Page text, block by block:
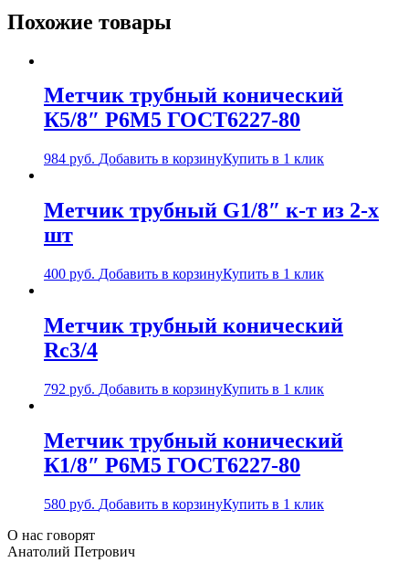
Похожие товары
Метчик трубный конический
К5/8″ Р6М5 ГОСТ6227-80
984 руб. Добавить в корзинуКупить в 1 клик
Метчик трубный G1/8″ к-т из 2-х
шт
400 руб. Добавить в корзинуКупить в 1 клик
Метчик трубный конический
Rс3/4
792 руб. Добавить в корзинуКупить в 1 клик
Метчик трубный конический
К1/8″ Р6М5 ГОСТ6227-80
580 руб. Добавить в корзинуКупить в 1 клик
О нас говорят
Анатолий Петрович